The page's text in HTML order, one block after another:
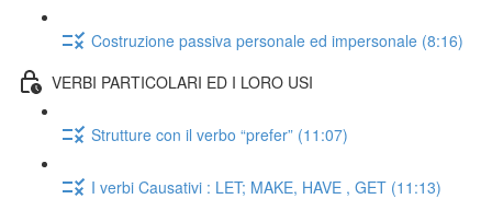
Costruzione passiva personale ed impersonale (8:16)
VERBI PARTICOLARI ED I LORO USI
Strutture con il verbo “prefer” (11:07)
I verbi Causativi : LET; MAKE, HAVE , GET (11:13)